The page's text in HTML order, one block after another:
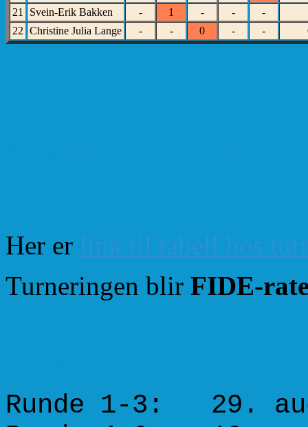
21 Svein-Erik Bakken - 1 - - -
22 Christine Julia Lange - - 0 - -
Her er link til tabell hos
Turneringen blir FIDE-
Runde 1-3: 29.